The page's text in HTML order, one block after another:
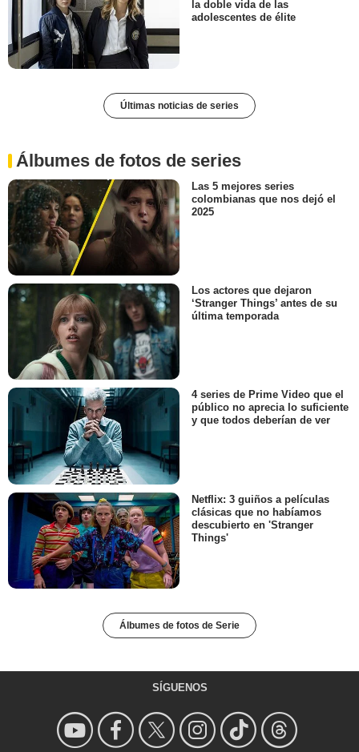
la doble vida de las
adolescentes de élite
Últimas noticias de series
Álbumes de fotos de series
Las 5 mejores series
colombianas que nos dejó el
2025
Los actores que dejaron
‘Stranger Things’ antes de su
última temporada
4 series de Prime Video que el
público no aprecia lo suficiente
y que todos deberían de ver
Netflix: 3 guiños a películas
clásicas que no habíamos
descubierto en 'Stranger
Things'
Álbumes de fotos de Serie
SÍGUENOS